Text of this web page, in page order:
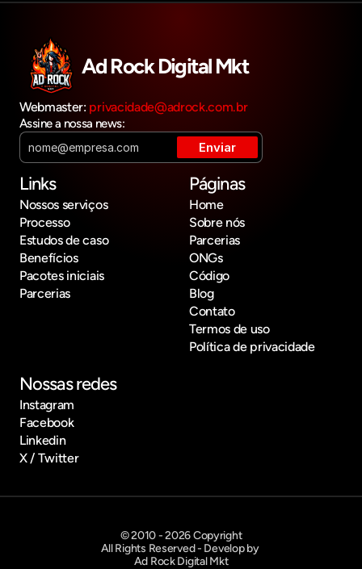
Ad Rock Digital Mkt
Webmaster: privacidade@adrock.com.br
Assine a nossa news:
Links
Nossos serviços
Processo
Estudos de caso
Benefícios
Pacotes iniciais
Parcerias
Páginas
Home
Sobre nós
Parcerias
ONGs
Código
Blog
Contato
Termos de uso
Política de privacidade
Nossas redes
Instagram
Facebook
Linkedin
X / Twitter
© 2010 - 2026 Copyright
All Rights Reserved - Develop by
Ad Rock Digital Mkt